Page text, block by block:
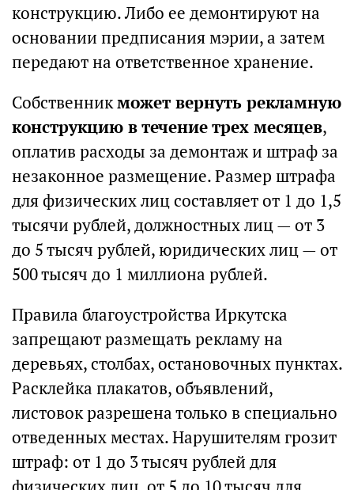
конструкцию. Либо ее демонтируют на
основании предписания мэрии, а затем
передают на ответственное хранение.
Собственникможет вернуть рекламную
конструкцию в течение трех месяцев,
оплатив расходы за демонтаж и штраф за
незаконное размещение. Размер штрафа
для физических лиц составляет от 1 до 1,5
тысячи рублей, должностных лиц — от 3
до 5 тысяч рублей, юридических лиц — от
500 тысяч до 1 миллиона рублей.
Правила благоустройства Иркутска
запрещают размещать рекламу на
деревьях, столбах, остановочных пунктах.
Расклейка плакатов, объявлений,
листовок разрешена только в специально
отведенных местах. Нарушителям грозит
штраф: от 1 до 3 тысяч рублей для